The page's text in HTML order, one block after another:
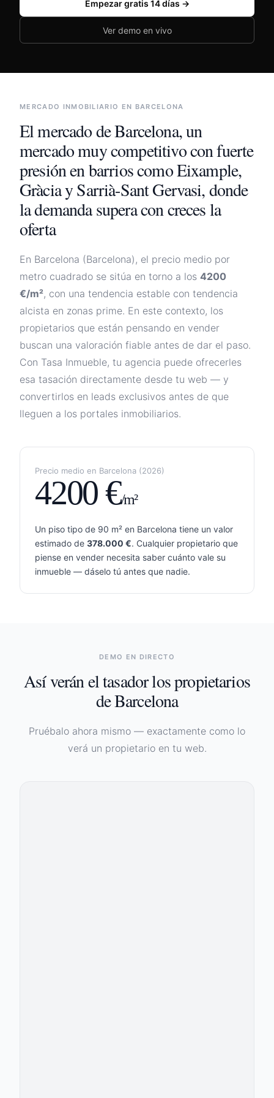
México
🇦🇷Argentina 🇨🇴Colombia
🇨🇱Chile
Empezar gratis 14 días →
Ver demo en vivo
MERCADO INMOBILIARIO EN BARCELONA
El mercado deBarcelona,un
mercado muy competitivo con fuerte
presión en barrios como Eixample,
Gràcia y Sarrià-Sant Gervasi, donde
la demanda supera con creces la
oferta
En Barcelona (Barcelona), el precio medio por
metro cuadrado se sitúa en torno a los 4200
€/m², con una tendencia estable con tendencia
alcista en zonas prime. En este contexto, los
propietarios que están pensando en vender
buscan una valoración fiable antes de dar el paso.
Con Tasa Inmueble, tu agencia puede ofrecerles
esa tasación directamente desde tu web — y
convertirlos en leads exclusivos antes de que
lleguen a los portales inmobiliarios.
Precio medio en Barcelona (2026)
4200€/m²
Un piso tipo de 90 m² en Barcelona tiene un valor
estimado de 378.000 €. Cualquier propietario que
piense en vender necesita saber cuánto vale su
inmueble — dáselo tú antes que nadie.
DEMO EN DIRECTO
Así verán el tasador los propietarios
deBarcelona
Pruébalo ahora mismo — exactamente como lo
verá un propietario en tu web.